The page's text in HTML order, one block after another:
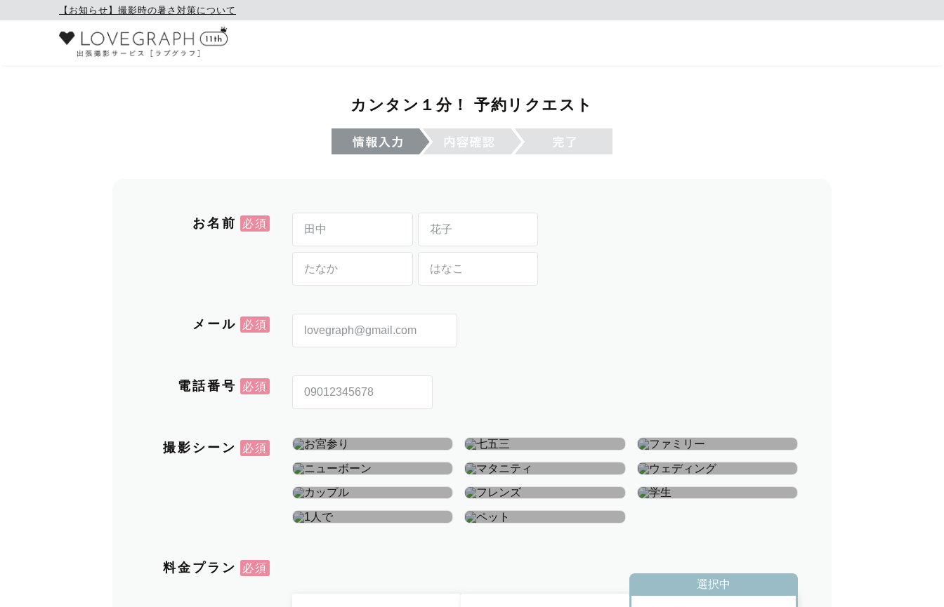
【お知らせ】撮影時の暑さ対策について
カンタン１分！ 予約リクエスト
お名前
メール
電話番号
撮影シーン
お宮参り・お食い初め
七五三
ファミリー
ニューボーン
マタニティ
ウェディング
料金プラン
選択中